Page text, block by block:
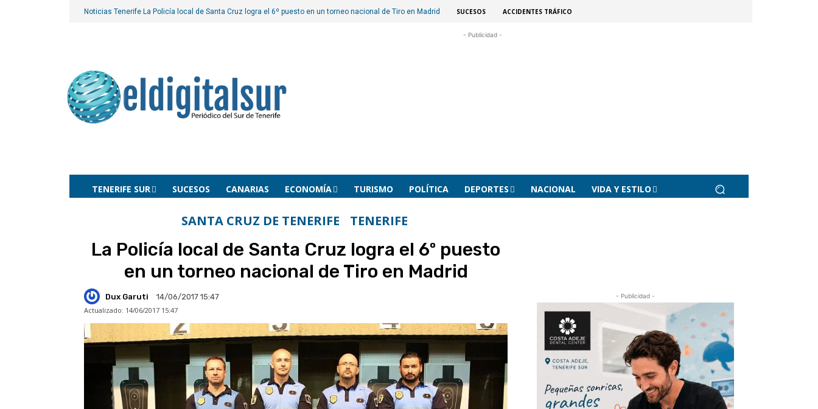
Noticias Tenerife La Policía local de Santa Cruz logra el 6º puesto en un torneo nacional de Tiro en Madrid SUCESOS ACCIDENTES TRÁFICO
- Publicidad -
TENERIFE SUR SUCESOS CANARIAS ECONOMÍA TURISMO POLÍTICA DEPORTES NACIONAL VIDA Y ESTILO
SANTA CRUZ DE TENERIFE TENERIFE
La Policía local de Santa Cruz logra el 6º puesto
en un torneo nacional de Tiro en Madrid
Dux Garuti
14/06/2017 15:47
Actualizado: 14/06/2017 15:47
- Publicidad -